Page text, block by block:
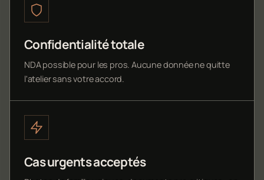
Confidentialité totale
NDA possible pour les pros. Aucune donnée ne quitte
l'atelier sans votre accord.
Cas urgents acceptés